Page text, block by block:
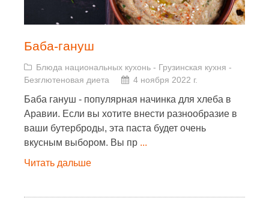
Баба-гануш
Блюда национальных кухонь - Грузинская кухня -
Безглютеновая диета
4 ноября 2022 г.
Баба гануш - популярная начинка для хлеба в
Аравии. Если вы хотите внести разнообразие в
ваши бутерброды, эта паста будет очень
вкусным выбором. Вы пр ...
Читать дальше